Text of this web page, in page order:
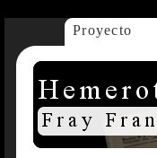
Proyecto